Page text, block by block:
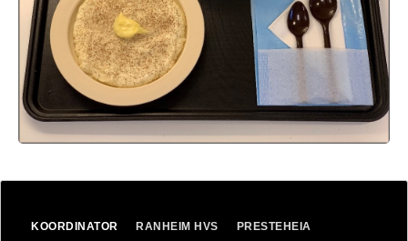
KOORDINATOR RANHEIM HVS PRESTEHEIA